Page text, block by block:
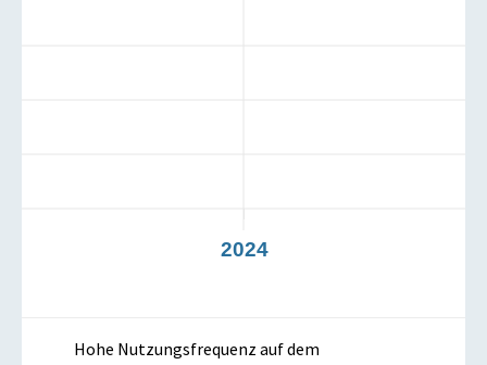
2024
Hohe Nutzungsfrequenz auf dem